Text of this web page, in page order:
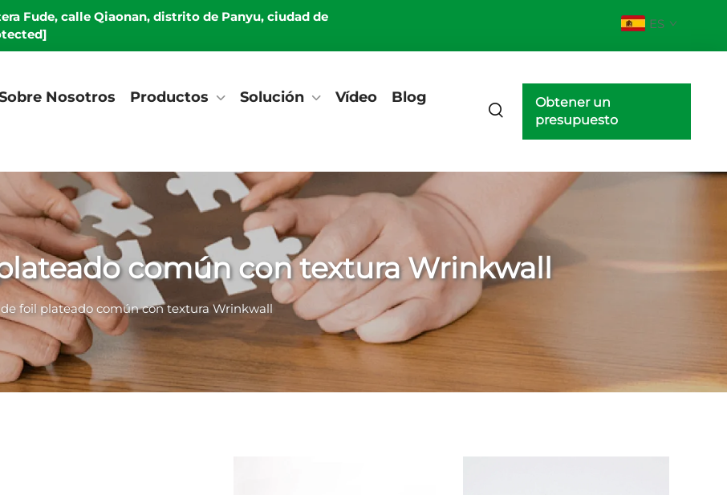
Fude, calle Qiaonan, distrito de Panyu, ciudad de
ES
Nosotros Productos Solución Vídeo
Blog
Obtener un
presupuesto
común con textura Wrinkwall
foil plateado común con textura Wrinkwall